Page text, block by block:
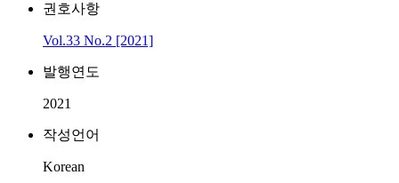
권호사항
Vol.33 No.2 [2021]
발행연도
2021
작성언어
Korean